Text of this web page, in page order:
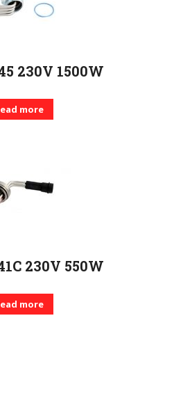
230V 1500W
more
230V 550W
more